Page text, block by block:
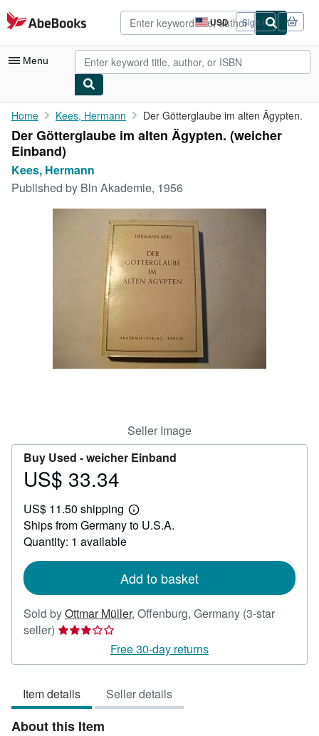
Skip to main content
AbeBooks.com USD
Site
shopping
preferences
Sign in
Menu
My Account
My Purchases
Advanced Search
Browse Collections
CLOSE
Home Kees, Hermann Der Götterglaube im alten Ägypten.
Der Götterglaube im alten Ägypten. (weicher
Einband)
Kees, Hermann
Published by Bln Akademie, 1956
Seller Image
Buy Used -weicher Einband
Price
33.34
US$ 33.34
US$ 11.50 shipping
Learn
more
Ships from Germany to U.S.A.
Quantity: 1 available
Add to basket
Sold byOttmar Müller, Offenburg, Germany (3-star
seller) Seller
3
of
5
stars
Free 30-day returns
Item details Seller details
About this Item